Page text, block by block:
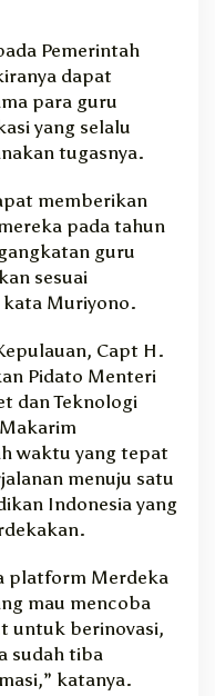
Pemerintah
dapat
para guru
yang selalu
tugasnya.
memberikan
pada tahun
guru
sesuai
kata Muriyono.
Capt H.
Pidato Menteri
dan Teknologi
waktu yang tepat
menuju satu
Indonesia yang
platform Merdeka
mau mencoba
untuk berinovasi,
sudah tiba
katanya.